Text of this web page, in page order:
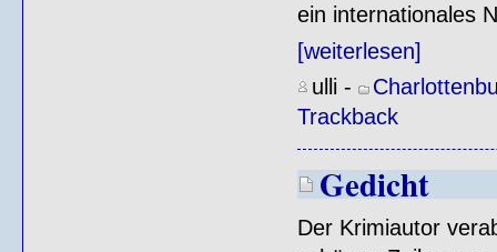
ein internationales
[weiterlesen]
ulli -
Trackback
Gedicht
Der Krimiautor